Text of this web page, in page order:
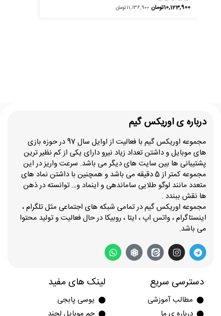
11,136,900تومان 10,123,900تومان
درباره ی اوریکس گیم
مجموعه اوریکس گیم با فعالیت از اوایل سال 97 در حوزه بازی
های موبایل و داشتن تعداد زیاد نیرو دارای یکی از کم نظیر ترین
پشتیبانی ها بین سایت های دیگر می باشد. سرعت واریز در این
مجموعه کمتر از 5 دقیقه می باشد و همچنین با داشتن نماد های
متعدد مانند لوگو طلایی ساماندهی و اینماد و… توانسته در ذهن
ها نقش ببندد .
مجموعه اوریکس گیم در تمامی شبکه های اجتماعی مثل تلگرام ،
اینستاگرام ، واتس اپ ، ایتا ، روبیکا در حال فعالیت و تولید محتوا
می باشد.
دسترسی سریع
مطالب آموزشی
لینک های مفید
یوسی پابجی